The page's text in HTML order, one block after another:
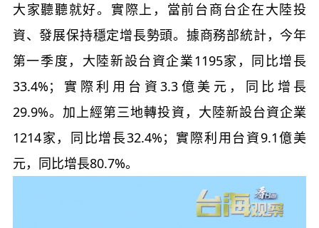
大家聽聽就好。實際上，當前台商台企在大陸投
資、發展保持穩定增長勢頭。據商務部統計，今年
第一季度，大陸新設台資企業1195家，同比增長
33.4%；實際利用台資3.3億美元，同比增長
29.9%。加上經第三地轉投資，大陸新設台資企業
1214家，同比增長32.4%；實際利用台資9.1億美
元，同比增長80.7%。